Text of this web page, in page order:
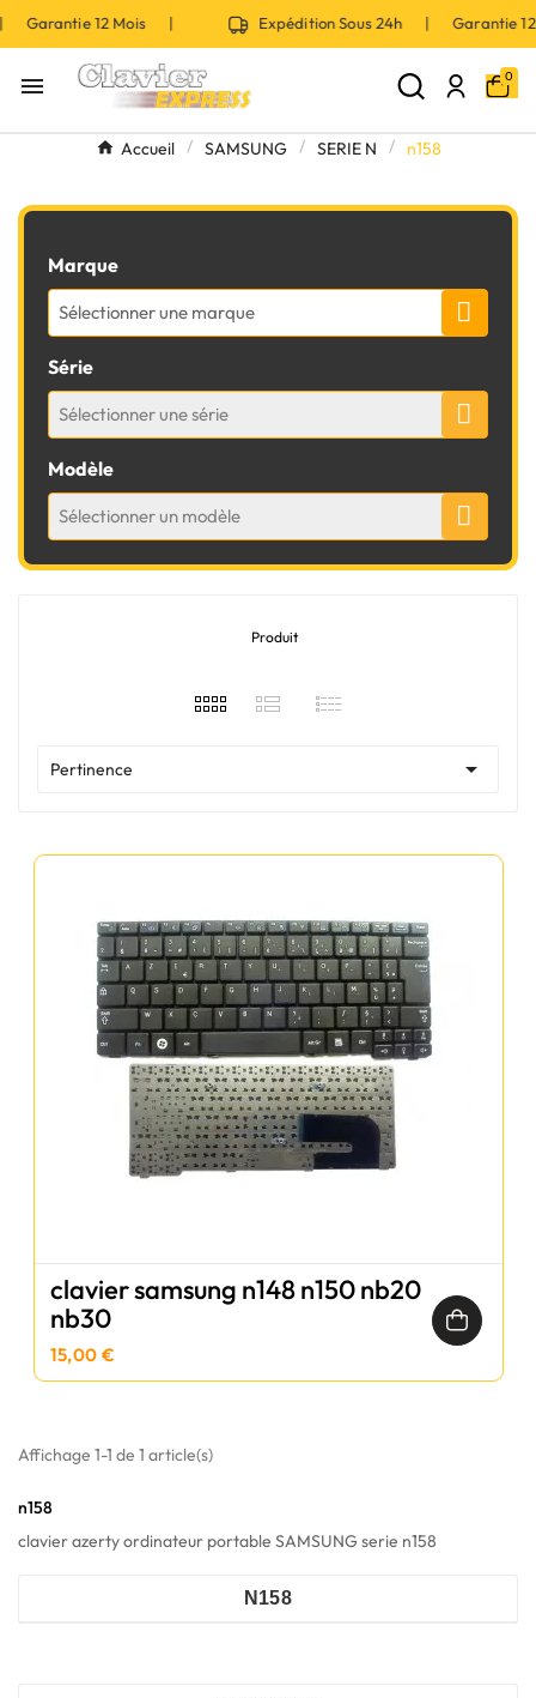
Garantie 12 Mois | Expédition Sous 24h | Garantie
 0
Accueil SAMSUNG SERIE N n158
Marque
Sélectionner une marque
Série
Sélectionner une série
Modèle
Sélectionner un modèle
Produit
Pertinence 
clavier samsung n148 n150 nb20
nb30
15,00 €
Affichage 1-1 de 1 article(s)
n158
clavier azerty ordinateur portable SAMSUNG serie n158
N158